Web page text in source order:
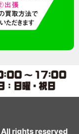
All rights reserved